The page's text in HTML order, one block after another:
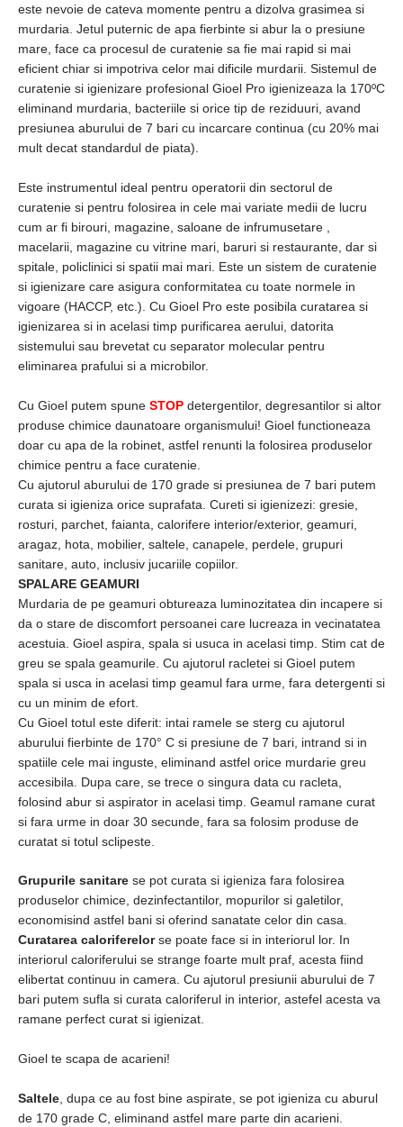
este nevoie de cateva momente pentru a dizolva grasimea si
murdaria. Jetul puternic de apa fierbinte si abur la o presiune
mare, face ca procesul de curatenie sa fie mai rapid si mai
eficient chiar si impotriva celor mai dificile murdarii. Sistemul de
curatenie si igienizare profesional Gioel Pro igienizeaza la 170ºC
eliminand murdaria, bacteriile si orice tip de reziduuri, avand
presiunea aburului de 7 bari cu incarcare continua (cu 20% mai
mult decat standardul de piata).
Este instrumentul ideal pentru operatorii din sectorul de
curatenie si pentru folosirea in cele mai variate medii de lucru
cum ar fi birouri, magazine, saloane de infrumusetare ,
macelarii, magazine cu vitrine mari, baruri si restaurante, dar si
spitale, policlinici si spatii mai mari. Este un sistem de curatenie
si igienizare care asigura conformitatea cu toate normele in
vigoare (HACCP, etc.). Cu Gioel Pro este posibila curatarea si
igienizarea si in acelasi timp purificarea aerului, datorita
sistemului sau brevetat cu separator molecular pentru
eliminarea prafului si a microbilor.
Cu Gioel putem spune STOP detergentilor, degresantilor si altor
produse chimice daunatoare organismului! Gioel functioneaza
doar cu apa de la robinet, astfel renunti la folosirea produselor
chimice pentru a face curatenie.
Cu ajutorul aburului de 170 grade si presiunea de 7 bari putem
curata si igieniza orice suprafata. Cureti si igienizezi: gresie,
rosturi, parchet, faianta, calorifere interior/exterior, geamuri,
aragaz, hota, mobilier, saltele, canapele, perdele, grupuri
sanitare, auto, inclusiv jucariile copiilor.
SPALARE GEAMURI
Murdaria de pe geamuri obtureaza luminozitatea din incapere si
da o stare de discomfort persoanei care lucreaza in vecinatatea
acestuia. Gioel aspira, spala si usuca in acelasi timp. Stim cat de
greu se spala geamurile. Cu ajutorul racletei si Gioel putem
spala si usca in acelasi timp geamul fara urme, fara detergenti si
cu un minim de efort.
Cu Gioel totul este diferit: intai ramele se sterg cu ajutorul
aburului fierbinte de 170° C si presiune de 7 bari, intrand si in
spatiile cele mai inguste, eliminand astfel orice murdarie greu
accesibila. Dupa care, se trece o singura data cu racleta,
folosind abur si aspirator in acelasi timp. Geamul ramane curat
si fara urme in doar 30 secunde, fara sa folosim produse de
curatat si totul sclipeste.
Grupurile sanitare se pot curata si igieniza fara folosirea
produselor chimice, dezinfectantilor, mopurilor si galetilor,
economisind astfel bani si oferind sanatate celor din casa.
Curatarea caloriferelorse poate face si in interiorul lor. In
interiorul caloriferului se strange foarte mult praf, acesta fiind
elibertat continuu in camera. Cu ajutorul presiunii aburului de 7
bari putem sufla si curata caloriferul in interior, astefel acesta va
ramane perfect curat si igienizat.
Gioel te scapa de acarieni!
Saltele, dupa ce au fost bine aspirate, se pot igieniza cu aburul
de 170 grade C, eliminand astfel mare parte din acarieni.